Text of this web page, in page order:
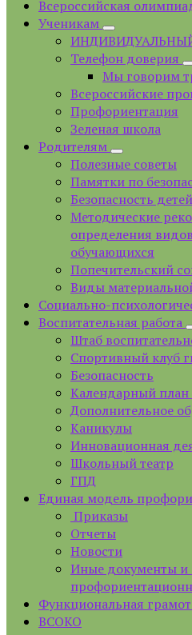
Всероссийская
Ученикам
Телефон доверия
Мы говорим
Всероссийские
Профориентация
Зеленая школа
Родителям
Полезные советы
Памятки по
Безопасность
Методические
определения
обучающихся
Попечительский
Виды
Социально-
Воспитательная работа
Штаб
Спортивный клуб
Безопасность
Календарный план
Дополнительное
Каникулы
Инновационная
Школьный театр
ГПД
Единая модель
Приказы
Отчеты
Новости
Иные документы и
Функциональная
ВСОКО